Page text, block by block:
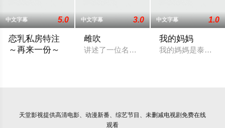
中文字幕 5.0
恋乳私房特注
～再来一份～
中文字幕 3.0
雌吹
讲述了一位名叫爱（Ai）的角色面临的困
中文字幕 1.0
我的妈妈
我的媽媽是泰國藝
天堂影视提供高清电影、动漫新番、综艺节目、未删减电视剧免费在线
观看